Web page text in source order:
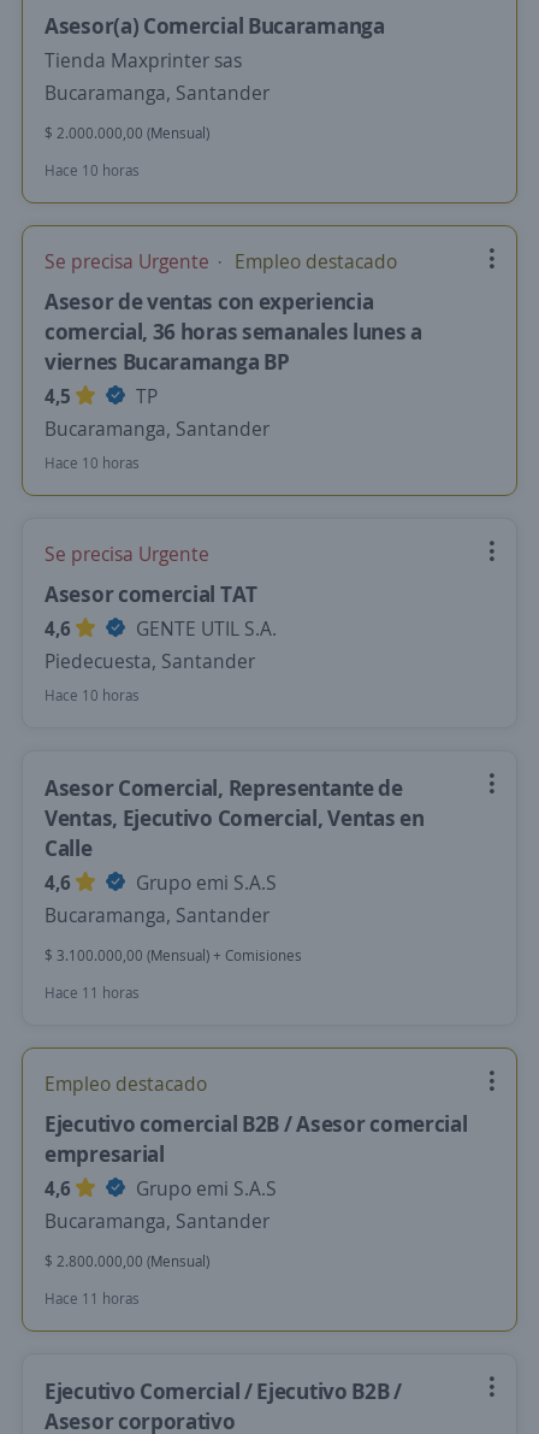
Asesor(a) Comercial Bucaramanga
Tienda Maxprinter sas
Bucaramanga, Santander
$ 2.000.000,00 (Mensual)
Hace 10 horas
Se precisa Urgente Empleo destacado
Asesor de ventas con experiencia
comercial, 36 horas semanales lunes a
viernes Bucaramanga BP
4,5
TP
Bucaramanga, Santander
Hace 10 horas
Se precisa Urgente
Asesor comercial TAT
4,6
GENTE UTIL S.A.
Piedecuesta, Santander
Hace 10 horas
Asesor Comercial, Representante de
Ventas, Ejecutivo Comercial, Ventas en
Calle
4,6
Grupo emi S.A.S
Bucaramanga, Santander
$ 3.100.000,00 (Mensual) + Comisiones
Hace 11 horas
Empleo destacado
Ejecutivo comercial B2B / Asesor comercial
empresarial
4,6
Grupo emi S.A.S
Bucaramanga, Santander
$ 2.800.000,00 (Mensual)
Hace 11 horas
Ejecutivo Comercial / Ejecutivo B2B /
Asesor corporativo